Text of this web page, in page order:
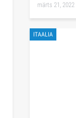
märts 21, 2022
ITAALIA